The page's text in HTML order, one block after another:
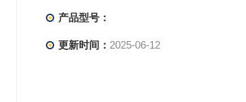
产品型号：
更新时间： 2025-06-12